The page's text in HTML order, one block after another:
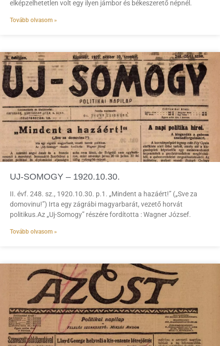
elképzelhetetlen volt egy ilyen jámbor és békeszerető népnél.
Tovább olvasom »
UJ-SOMOGY – 1920.10.30.
II. évf. 248. sz., 1920.10.30. p.1. „Mindent a hazáért!” („Sve za
domovinu!”) Irta egy zágrábi magyarbarát, vezető horvát
politikus.Az „Uj-Somogy” részére fordította : Wagner József.
Tovább olvasom »